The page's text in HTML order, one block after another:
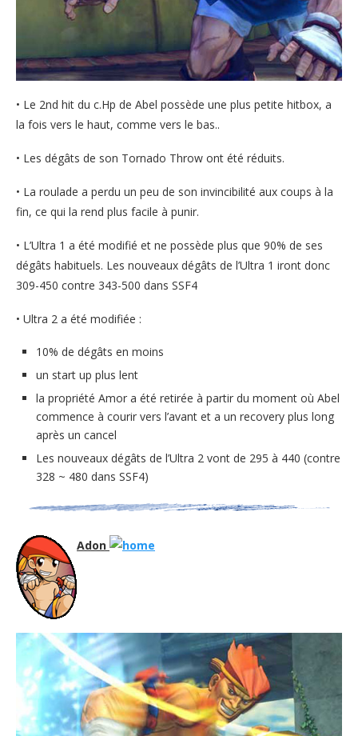
• Le 2nd hit du c.Hp de Abel possède une plus petite hitbox, a
la fois vers le haut, comme vers le bas..
• Les dégâts de son Tornado Throw ont été réduits.
• La roulade a perdu un peu de son invincibilité aux coups à la
fin, ce qui la rend plus facile à punir.
• L’Ultra 1 a été modifié et ne possède plus que 90% de ses
dégâts habituels. Les nouveaux dégâts de l’Ultra 1 iront donc
309-450 contre 343-500 dans SSF4
• Ultra 2 a été modifiée :
10% de dégâts en moins
un start up plus lent
la propriété Amor a été retirée à partir du moment où Abel
commence à courir vers l’avant et a un recovery plus long
après un cancel
Les nouveaux dégâts de l’Ultra 2 vont de 295 à 440 (contre
328 ~ 480 dans SSF4)
Adon